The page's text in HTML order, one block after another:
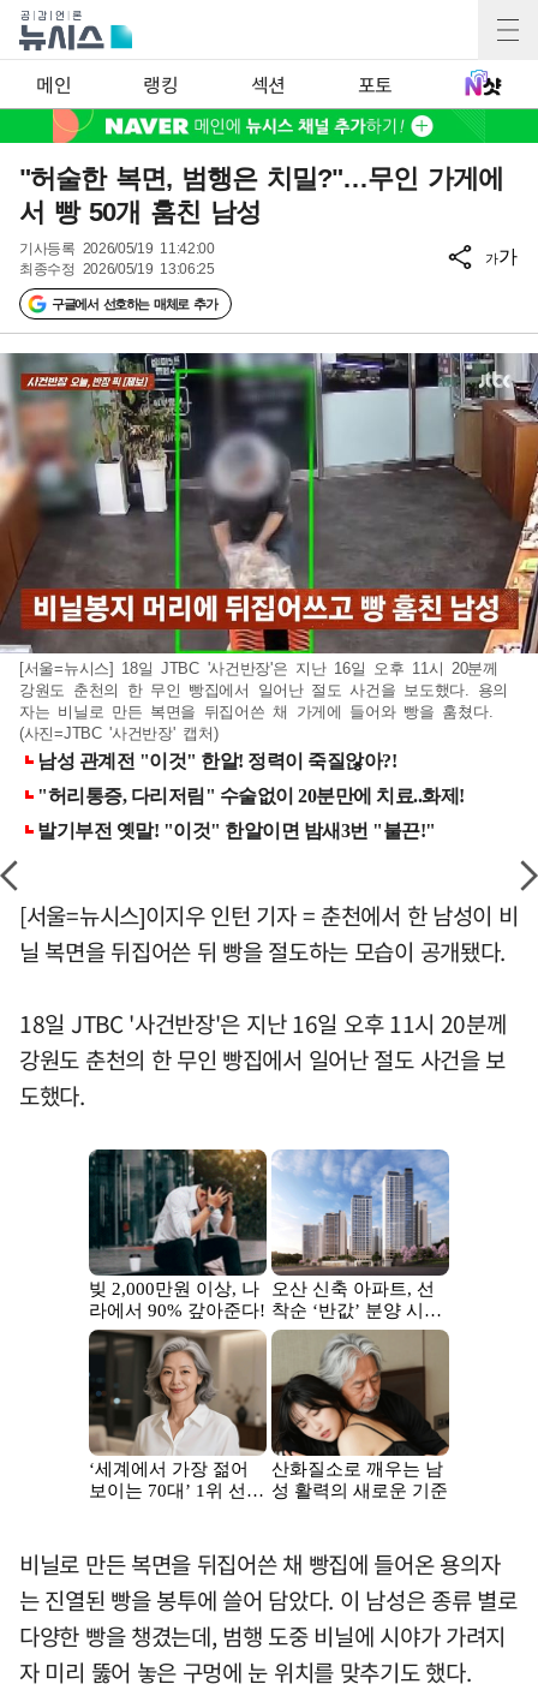
메인 랭킹 섹션 포토
"허술한 복면, 범행은 치밀?"…무인 가게에
서 빵 50개 훔친 남성
기사등록 2026/05/19 11:42:00
최종수정 2026/05/19 13:06:25
구글에서 선호하는 매체로 추가
가가
[서울=뉴시스] 18일 JTBC '사건반장'은 지난 16일 오후 11시 20분께
강원도 춘천의 한 무인 빵집에서 일어난 절도 사건을 보도했다. 용의
자는 비닐로 만든 복면을 뒤집어쓴 채 가게에 들어와 빵을 훔쳤다.
(사진=JTBC '사건반장' 캡처)
[서울=뉴시스]이지우 인턴 기자 = 춘천에서 한 남성이 비
닐 복면을 뒤집어쓴 뒤 빵을 절도하는 모습이 공개됐다.
18일 JTBC '사건반장'은 지난 16일 오후 11시 20분께
강원도 춘천의 한 무인 빵집에서 일어난 절도 사건을 보
도했다.
비닐로 만든 복면을 뒤집어쓴 채 빵집에 들어온 용의자
는 진열된 빵을 봉투에 쓸어 담았다. 이 남성은 종류 별로
다양한 빵을 챙겼는데, 범행 도중 비닐에 시야가 가려지
자 미리 뚫어 놓은 구멍에 눈 위치를 맞추기도 했다.